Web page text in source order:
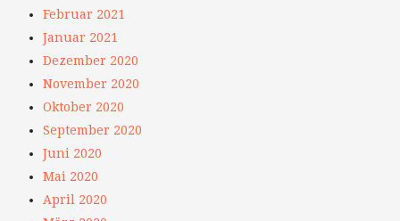
Februar 2021
Januar 2021
Dezember 2020
November 2020
Oktober 2020
September 2020
Juni 2020
Mai 2020
April 2020